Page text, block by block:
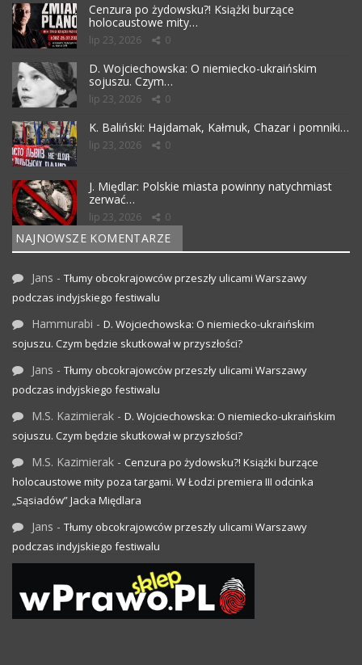
Cenzura po żydowsku?! Książki burzące
holocaustowe mity…
lip 23, 2026 0
D. Wojciechowska: O niemiecko-ukraińskim
sojuszu. Czym…
lip 23, 2026 0
K. Baliński: Hajdamak, Kałmuk, Chazar i pomniki…
lip 23, 2026 0
J. Międlar: Polskie miasta powinny natychmiast
zerwać…
lip 23, 2026 0
NAJNOWSZE KOMENTARZE
Jans - Tłumy obcokrajowców przeszły ulicami Warszawy
podczas indyjskiego festiwalu
Hammurabi - D. Wojciechowska: O niemiecko-ukraińskim
sojuszu. Czym będzie skutkował w przyszłości?
Jans - Tłumy obcokrajowców przeszły ulicami Warszawy
podczas indyjskiego festiwalu
M.S. Kazimierak - D. Wojciechowska: O niemiecko-ukraińskim
sojuszu. Czym będzie skutkował w przyszłości?
M.S. Kazimierak - Cenzura po żydowsku?! Książki burzące
holocaustowe mity poza targami. W Łodzi premiera III odcinka
„Sąsiadów” Jacka Międlara
Jans - Tłumy obcokrajowców przeszły ulicami Warszawy
podczas indyjskiego festiwalu